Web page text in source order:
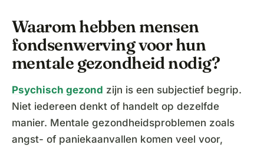
Waarom hebben mensen
fondsenwerving voor hun
mentale gezondheid nodig?
Psychisch gezond zijn is een subjectief begrip.
Niet iedereen denkt of handelt op dezelfde
manier. Mentale gezondheidsproblemen zoals
angst- of paniekaanvallen komen veel voor,